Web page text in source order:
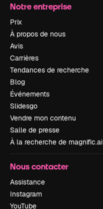
Notre entreprise
Prix
À propos de nous
Avis
Carrières
Tendances de recherche
Blog
Événements
Slidesgo
Vendre mon contenu
Salle de presse
À la recherche de magnific.ai
Nous contacter
Assistance
Instagram
YouTube